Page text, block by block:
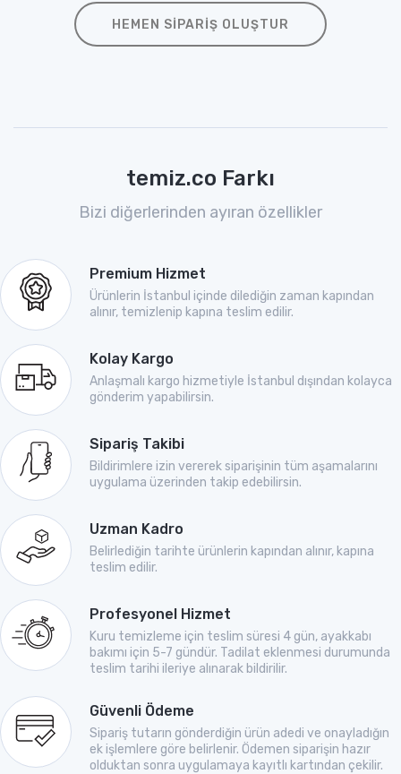
HEMEN SIPARIŞ OLUŞTUR
temiz.co Farkı
Bizi diğerlerinden ayıran özellikler
Premium Hizmet
Ürünlerin İstanbul içinde dilediğin zaman kapından
alınır, temizlenip kapına teslim edilir.
Kolay Kargo
Anlaşmalı kargo hizmetiyle İstanbul dışından kolayca
gönderim yapabilirsin.
Sipariş Takibi
Bildirimlere izin vererek siparişinin tüm aşamalarını
uygulama üzerinden takip edebilirsin.
Uzman Kadro
Belirlediğin tarihte ürünlerin kapından alınır, kapına
teslim edilir.
Profesyonel Hizmet
Kuru temizleme için teslim süresi 4 gün, ayakkabı
bakımı için 5-7 gündür. Tadilat eklenmesi durumunda
teslim tarihi ileriye alınarak bildirilir.
Güvenli Ödeme
Sipariş tutarın gönderdiğin ürün adedi ve onayladığın
ek işlemlere göre belirlenir. Ödemen siparişin hazır
olduktan sonra uygulamaya kayıtlı kartından çekilir.